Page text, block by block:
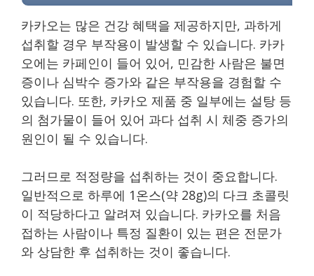
카카오는 많은 건강 혜택을 제공하지만, 과하게
섭취할 경우 부작용이 발생할 수 있습니다. 카카
오에는 카페인이 들어 있어, 민감한 사람은 불면
증이나 심박수 증가와 같은 부작용을 경험할 수
있습니다. 또한, 카카오 제품 중 일부에는 설탕 등
의 첨가물이 들어 있어 과다 섭취 시 체중 증가의
원인이 될 수 있습니다.
그러므로 적정량을 섭취하는 것이 중요합니다.
일반적으로 하루에 1온스(약 28g)의 다크 초콜릿
이 적당하다고 알려져 있습니다. 카카오를 처음
접하는 사람이나 특정 질환이 있는 편은 전문가
와 상담한 후 섭취하는 것이 좋습니다.